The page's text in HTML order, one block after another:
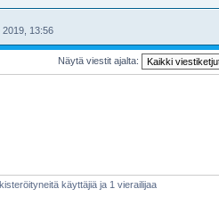
2019, 13:56
Näytä viestit ajalta:
käyttäjiä ja 1 vierailijaa